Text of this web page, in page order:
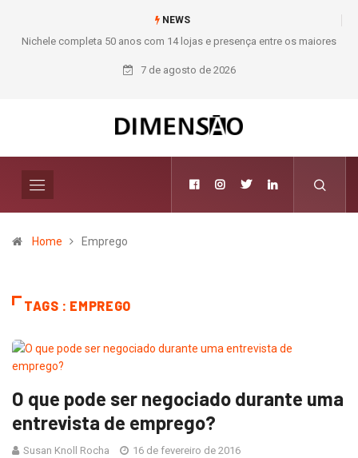
NEWS
Nichele completa 50 anos com 14 lojas e presença entre os maiores
varejistas de materiais de construção do Brasil
7 de agosto de 2026
Home Emprego
TAGS : EMPREGO
O que pode ser negociado durante uma
entrevista de emprego?
Susan Knoll Rocha 16 de fevereiro de 2016